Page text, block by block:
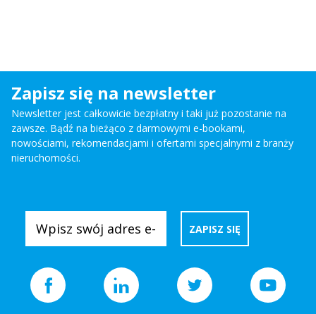
Zapisz się na newsletter
Newsletter jest całkowicie bezpłatny i taki już pozostanie na
zawsze. Bądź na bieżąco z darmowymi e-bookami,
nowościami, rekomendacjami i ofertami specjalnymi z branży
nieruchomości.